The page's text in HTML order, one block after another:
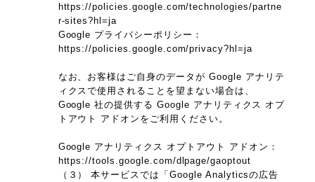
https://policies.google.com/technologies/partne
r-sites?hl=ja
Google プライバシーポリシー：
https://policies.google.com/privacy?hl=ja
なお、お客様はご自身のデータが Google アナリテ
ィクスで使用されることを望まない場合は、
Google 社の提供する Google アナリティクス オプ
トアウト アドオンをご利用ください。
Google アナリティクス オプトアウト アドオン：
https://tools.google.com/dlpage/gaoptout
（３） 本サービスでは「Google Analyticsの広告